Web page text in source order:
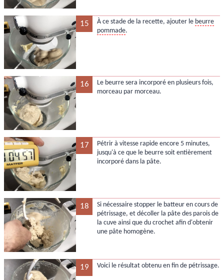
15 À ce stade de la recette, ajouter le beurre
pommade.
16
Le beurre sera incorporé en plusieurs fois,
morceau par morceau.
17
Pétrir à vitesse rapide encore 5 minutes,
jusqu'à ce que le beurre soit entièrement
incorporé dans la pâte.
18
Si nécessaire stopper le batteur en cours de
pétrissage, et décoller la pâte des parois de
la cuve ainsi que du crochet afin d'obtenir
une pâte homogène.
19 Voici le résultat obtenu en fin de pétrissage.